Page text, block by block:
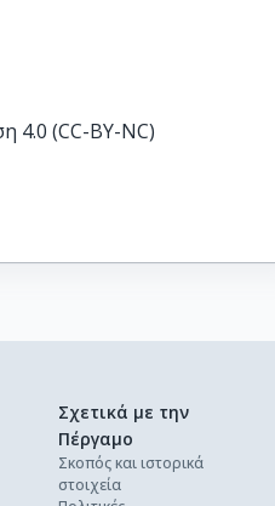
4.0 (CC-BY-NC)
Σχετικά με την
Πέργαμο
Σκοπός και ιστορικά
στοιχεία